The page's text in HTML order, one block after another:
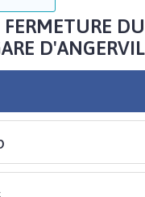
DU